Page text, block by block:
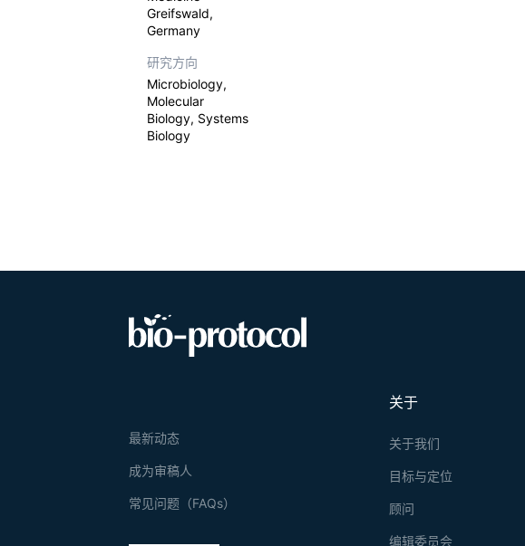
Greifswald,
Germany
研究方向
Microbiology,
Molecular
Biology, Systems
Biology
关于
关于我们
目标与定位
顾问
编辑委员会
最新动态
成为审稿人
常见问题（FAQs）